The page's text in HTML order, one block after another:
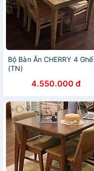
Bộ Bàn Ăn CHERRY 4 Ghế
(TN)
4.550.000 đ